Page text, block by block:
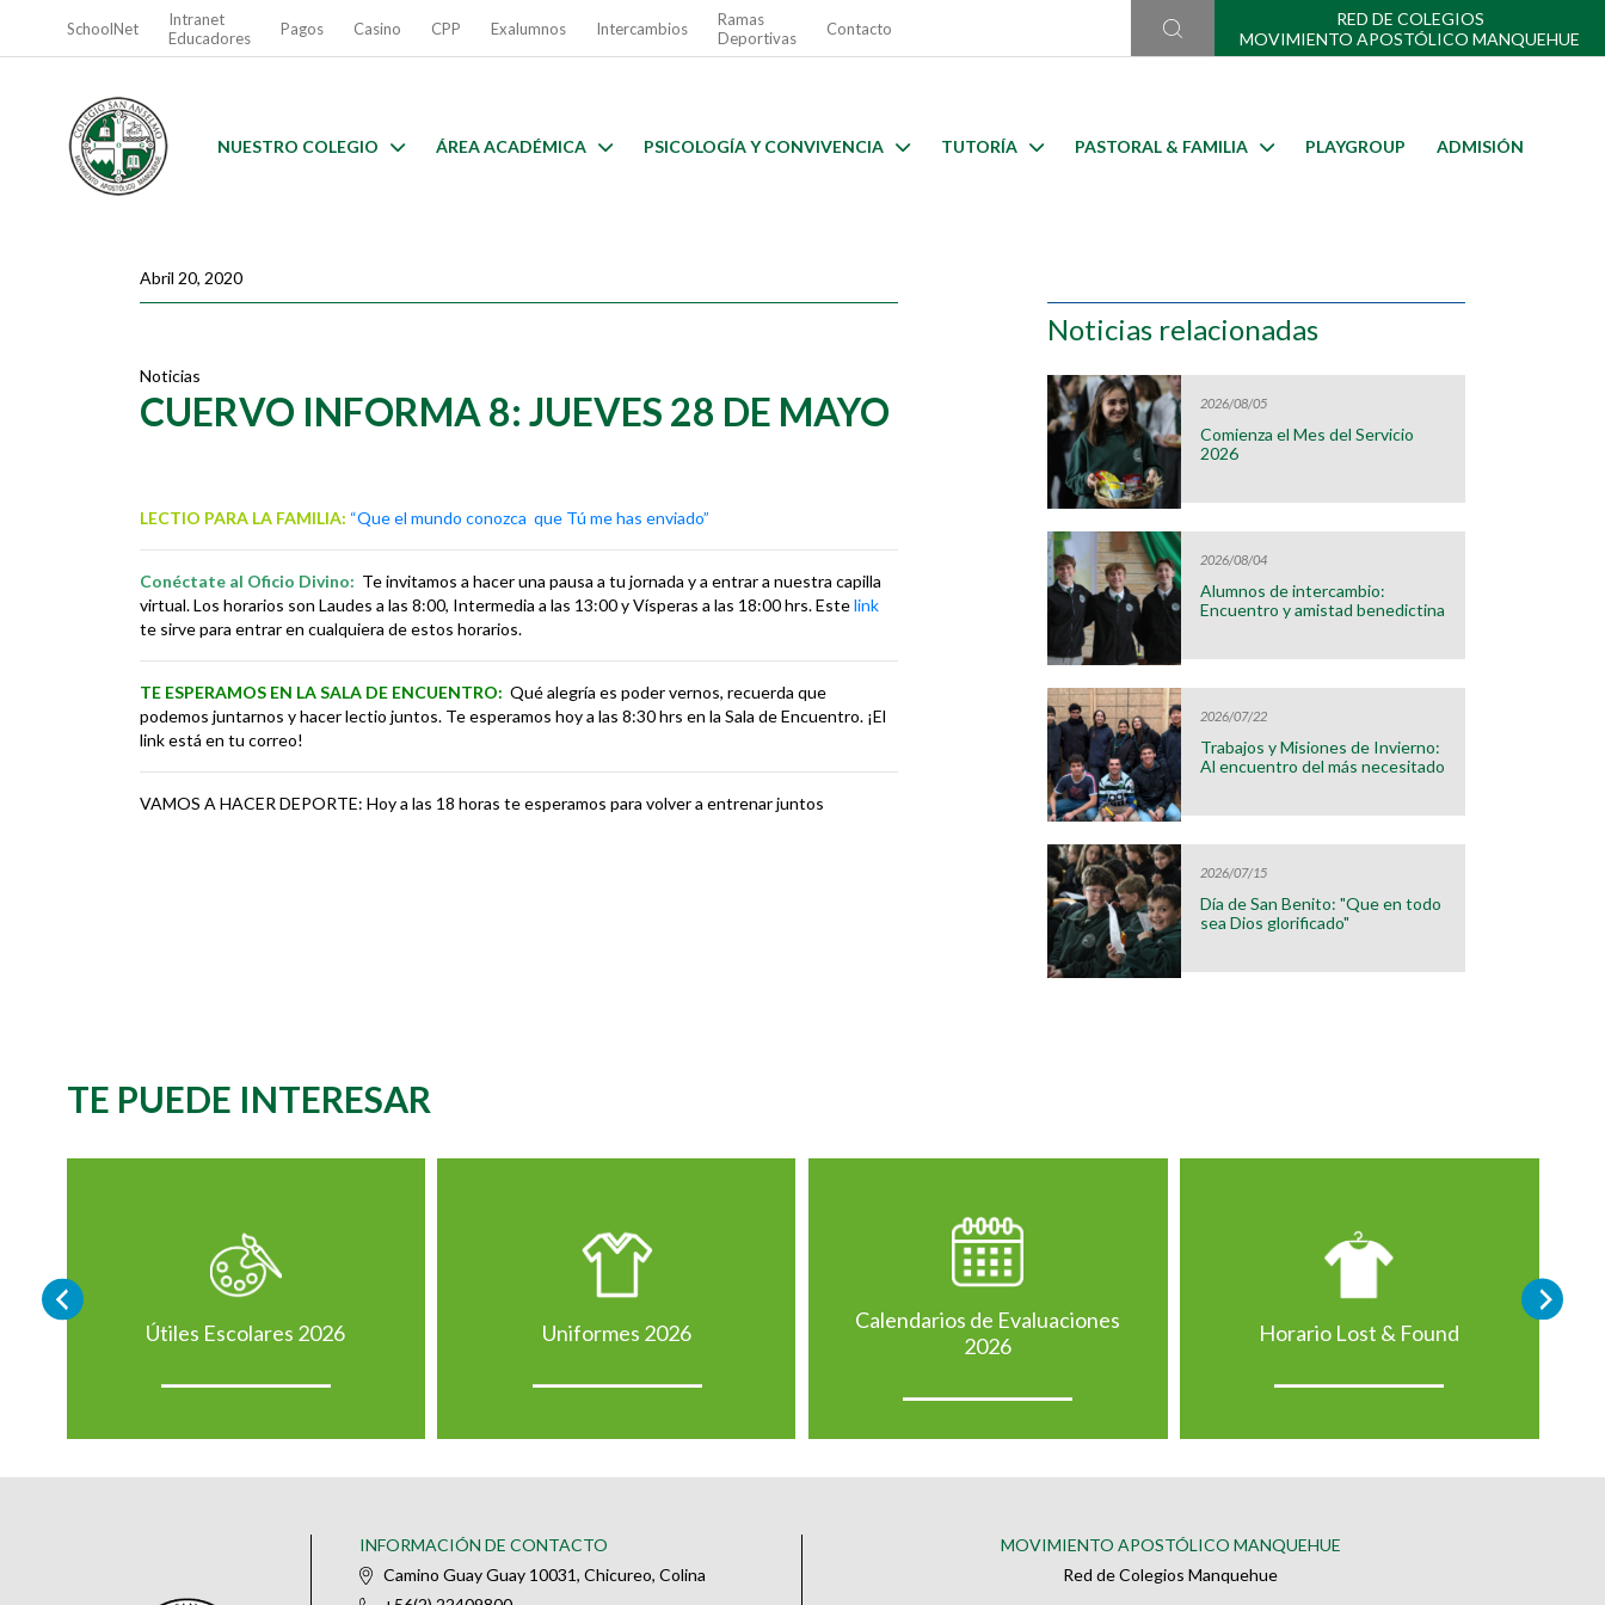
SchoolNet
Intranet
Educadores
Pagos Casino CPP Exalumnos Intercambios
Ramas
Deportivas
Contacto
RED DE COLEGIOS
MOVIMIENTO APOSTÓLICO MANQUEHUE
NUESTRO COLEGIO ÁREA ACADÉMICA PSICOLOGÍA Y CONVIVENCIA TUTORÍA PASTORAL & FAMILIA PLAYGROUP ADMISIÓN
Abril 20, 2020
Noticias
CUERVO INFORMA 8: JUEVES 28 DE MAYO
LECTIO PARA LA FAMILIA: “Que el mundo conozca que Tú me has enviado”
Conéctate al Oficio Divino: Te invitamos a hacer una pausa a tu jornada y a entrar a nuestra capilla
virtual. Los horarios son Laudes a las 8:00, Intermedia a las 13:00 y Vísperas a las 18:00 hrs. Estelink
te sirve para entrar en cualquiera de estos horarios.
TE ESPERAMOS EN LA SALA DE ENCUENTRO: Qué alegría es poder vernos, recuerda que
podemos juntarnos y hacer lectio juntos. Te esperamos hoy a las 8:30 hrs en la Sala de Encuentro. ¡El
link está en tu correo!
VAMOS A HACER DEPORTE: Hoy a las 18 horas te esperamos para volver a entrenar juntos
Noticias relacionadas
2026/08/05
Comienza el Mes del Servicio
2026
2026/08/04
Alumnos de intercambio:
Encuentro y amistad benedictina
2026/07/22
Trabajos y Misiones de Invierno:
Al encuentro del más necesitado
2026/07/15
Día de San Benito: "Que en todo
sea Dios glorificado"
TE PUEDE INTERESAR
Útiles Escolares 2026 Uniformes 2026
Calendarios de Evaluaciones
2026
Horario Lost & Found
INFORMACIÓN DE CONTACTO
Camino Guay Guay 10031, Chicureo, Colina
MOVIMIENTO APOSTÓLICO MANQUEHUE
Red de Colegios Manquehue